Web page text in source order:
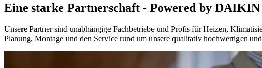
Eine starke Partnerschaft - Powered by DAIKIN
Unsere Partner sind unabhängige Fachbetriebe und Profis für Heizen,
Planung, Montage und den Service rund um unsere qualitativ hochwertigen